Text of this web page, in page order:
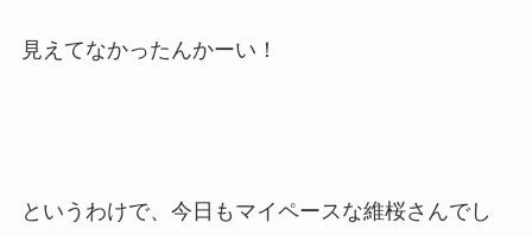
見えてなかったんかーい！
というわけで、今日もマイペースな維桜さんでし